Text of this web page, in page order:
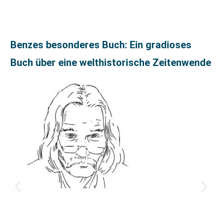
Benzes besonderes Buch: Ein gradioses
Buch über eine welthistorische Zeitenwende